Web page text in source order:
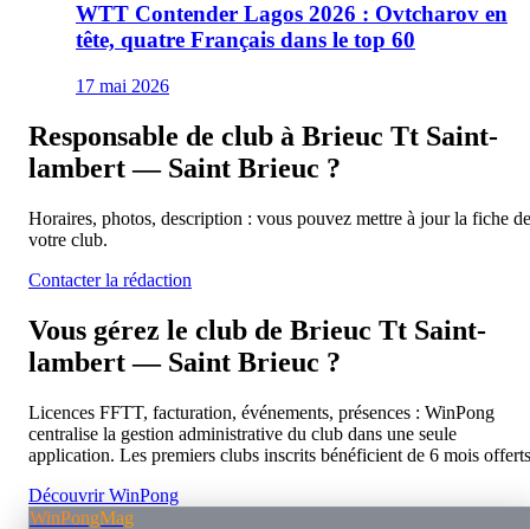
WTT Contender Lagos 2026 : Ovtcharov en
tête, quatre Français dans le top 60
17 mai 2026
Responsable de club à Brieuc Tt Saint-
lambert — Saint Brieuc ?
Horaires, photos, description : vous pouvez mettre à jour la fiche de
votre club.
Contacter la rédaction
Vous gérez le club de Brieuc Tt Saint-
lambert — Saint Brieuc ?
Licences FFTT, facturation, événements, présences : WinPong
centralise la gestion administrative du club dans une seule
application. Les premiers clubs inscrits bénéficient de 6 mois
Découvrir WinPong
WinPongMag